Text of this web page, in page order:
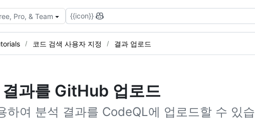
Pro, & Team {{icon}}
코드 검색 사용자 지정 결과 업로드
과를 GitHub 업로드
하여 분석 결과를 CodeQL에 업로드할 수 있습